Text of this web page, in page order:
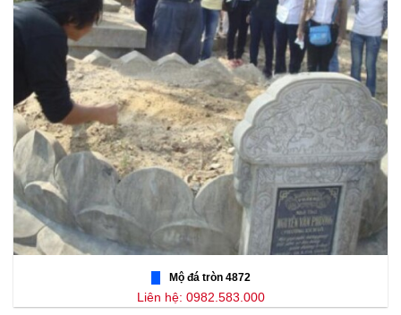
Mộ đá tròn 4872
Liên hệ: 0982.583.000